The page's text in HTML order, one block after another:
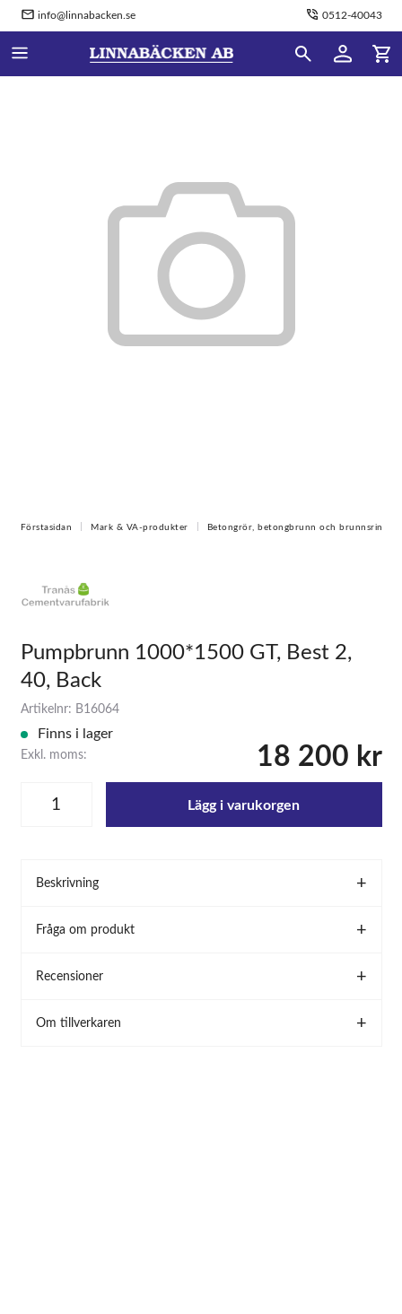
info@linnabacken.se 0512-40043
Förstasidan Mark & VA-produkter Betongrör, betongbrunn och brunnsring
Pumpbrunn 1000*1500 GT, Best 2,
40, Back
Artikelnr: B16064
Finns i lager
Exkl. moms: 18 200 kr
Lägg i varukorgen
Beskrivning
Fråga om produkt
Recensioner
Om tillverkaren